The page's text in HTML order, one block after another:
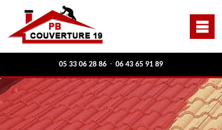
05 33 06 28 86 - 06 43 65 91 89